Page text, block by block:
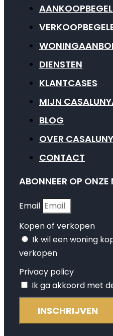
DIENSTEN
KLANTCASES
MIJN
BLOG
OVER
CONTACT
ABONNEER OP ONZE
Email
Kopen of verkopen
Ik wil een woning
verkopen
Privacy policy
Ik ga akkoord met
INSCHRIJVEN